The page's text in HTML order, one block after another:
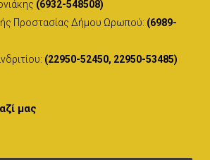
(6932-548508)
Προστασίας Δήμου Ωρωπού: (6989-
(22950-52450, 22950-53485)
μας